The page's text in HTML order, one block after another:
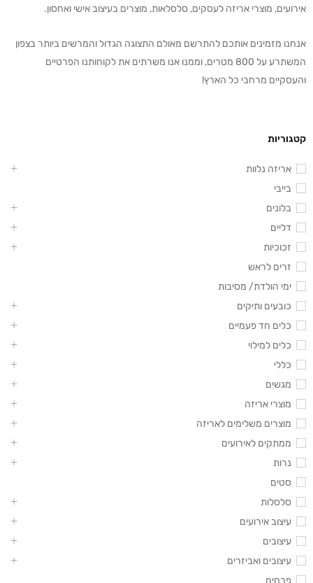
אירועים, מוצרי אריזה לעסקים, סלסלאות, מוצרים בעיצוב אישי ואחסון.
אנחנו מזמינים אותכם להתרשם מאולם התצוגה הגדול והמרשים ביותר בצפון
המשתרע על 800 מטרים, וממנו אנו משרתים את לקוחותנו הפרטיים
והעסקיים מרחבי כל הארץ!
קטגוריות
אריזה נלוות
בייבי
בלונים
דליים
זכוכיות
זרים לראש
ימי הולדת/ מסיבות
כובעים ותיקים
כלים חד פעמיים
כלים למילוי
כללי
מגשים
מוצרי אריזה
מוצרים משלימים לאריזה
ממתקים לאירועים
נרות
סטים
סלסלות
עיצוב אירועים
עיצובים
עיצובים ואביזרים